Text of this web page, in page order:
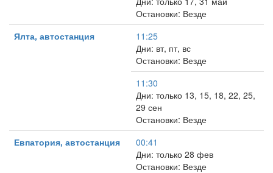
Остановки: Везде
Ялта, автостанция
11:25
Дни: вт, пт, вс
Остановки: Везде
11:30
Дни: только 13, 15, 18, 22, 25,
29 сен
Остановки: Везде
Евпатория, автостанция
00:41
Дни: только 28 фев
Остановки: Везде